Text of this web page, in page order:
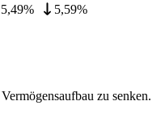
5,49% 5,59%
zu senken.